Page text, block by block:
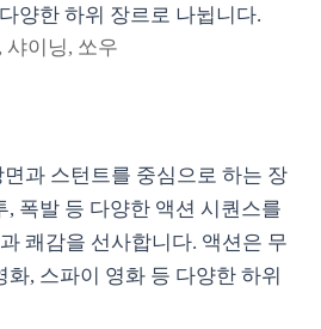
양한 하위 장르로 나뉩니다.
샤이닝, 쏘우
과 스턴트를 중심으로 하는 장
, 폭발 등 다양한 액션 시퀀스를
쾌감을 선사합니다. 액션은 무
화, 스파이 영화 등 다양한 하위